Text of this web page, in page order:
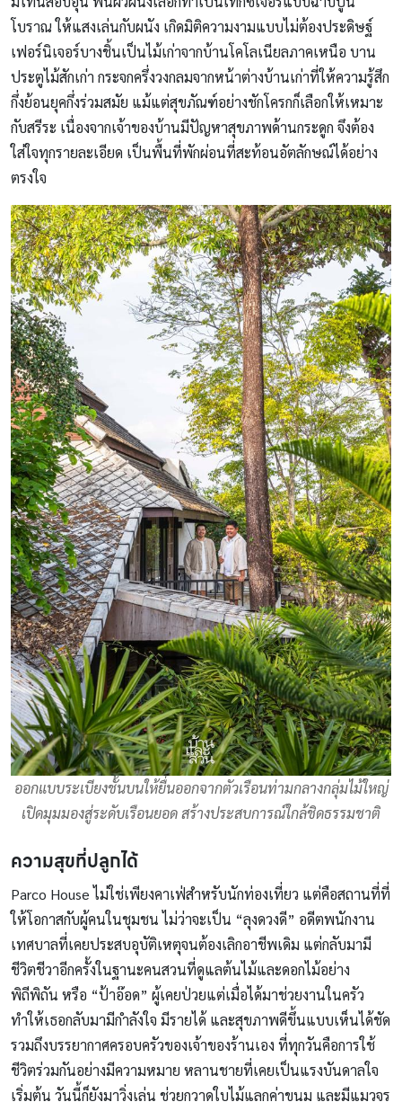
โบราณ ให้แสงเล่นกับผนัง เกิดมิติความงามแบบไม่ต้องประดิษฐ์
เฟอร์นิเจอร์บางชิ้นเป็นไม้เก่าจากบ้านโคโลเนียลภาคเหนือ บาน
ประตูไม้สักเก่า กระจกครึ่งวงกลมจากหน้าต่างบ้านเก่าที่ให้ความรู้สึก
กึ่งย้อนยุคกึ่งร่วมสมัย แม้แต่สุขภัณฑ์อย่างชักโครกก็เลือกให้เหมาะ
กับสรีระ เนื่องจากเจ้าของบ้านมีปัญหาสุขภาพด้านกระดูก จึงต้อง
ใส่ใจทุกรายละเอียด เป็นพื้นที่พักผ่อนที่สะท้อนอัตลักษณ์ได้อย่าง
ตรงใจ
ออกแบบระเบียงชั้นบนให้ยื่นออกจากตัวเรือนท่ามกลางกลุ่มไม้ใหญ่
เปิดมุมมองสู่ระดับเรือนยอด สร้างประสบการณ์ใกล้ชิดธรรมชาติ
ความสุขที่ปลูกได้
Parco House ไม่ใช่เพียงคาเฟ่สำหรับนักท่องเที่ยว แต่คือสถานที่ที่
ให้โอกาสกับผู้คนในชุมชน ไม่ว่าจะเป็น “ลุงดวงดี” อดีตพนักงาน
เทศบาลที่เคยประสบอุบัติเหตุจนต้องเลิกอาชีพเดิม แต่กลับมามี
ชีวิตชีวาอีกครั้งในฐานะคนสวนที่ดูแลต้นไม้และดอกไม้อย่าง
พิถีพิถัน หรือ “ป้าอ๊อด” ผู้เคยป่วยแต่เมื่อได้มาช่วยงานในครัว
ทำให้เธอกลับมามีกำลังใจ มีรายได้ และสุขภาพดีขึ้นแบบเห็นได้ชัด
รวมถึงบรรยากาศครอบครัวของเจ้าของร้านเอง ที่ทุกวันคือการใช้
ชีวิตร่วมกันอย่างมีความหมาย หลานชายที่เคยเป็นแรงบันดาลใจ
เริ่มต้น วันนี้ก็ยังมาวิ่งเล่น ช่วยกวาดใบไม้แลกค่าขนม และมีแมวจร